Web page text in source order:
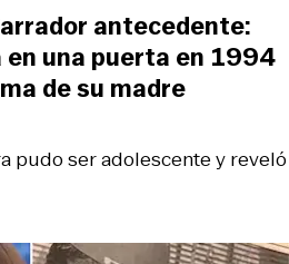
pudo ser adolescente y reveló
antecedente:
en una puerta en 1994
de su madre